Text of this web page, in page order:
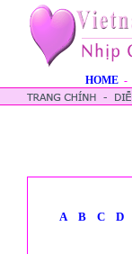
HOME -
A B C D